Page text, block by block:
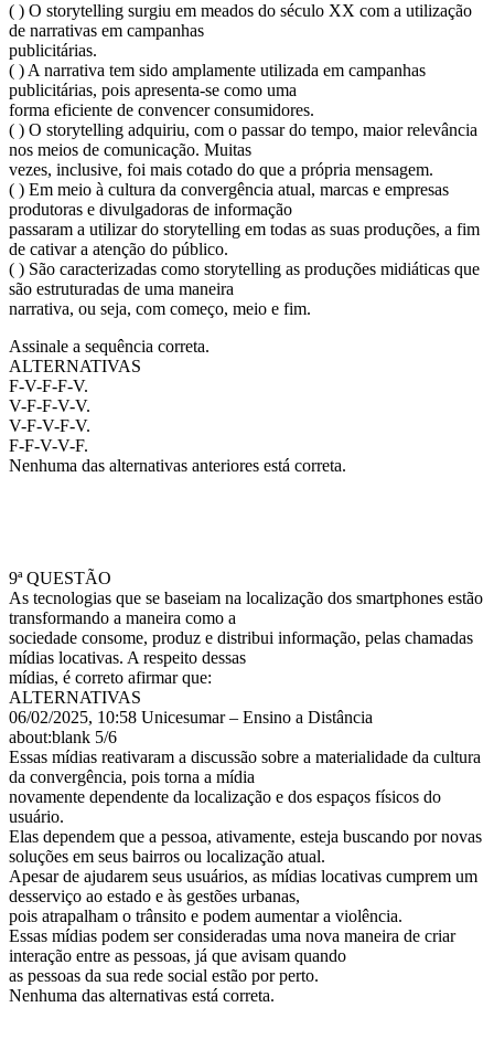
( ) O storytelling surgiu em meados do século XX com a utilização
de narrativas em campanhas
publicitárias.
( ) A narrativa tem sido amplamente utilizada em campanhas
publicitárias, pois apresenta-se como uma
forma eficiente de convencer consumidores.
( ) O storytelling adquiriu, com o passar do tempo, maior relevância
nos meios de comunicação. Muitas
vezes, inclusive, foi mais cotado do que a própria mensagem.
( ) Em meio à cultura da convergência atual, marcas e empresas
produtoras e divulgadoras de informação
passaram a utilizar do storytelling em todas as suas produções, a fim
de cativar a atenção do público.
( ) São caracterizadas como storytelling as produções midiáticas que
são estruturadas de uma maneira
narrativa, ou seja, com começo, meio e fim.
Assinale a sequência correta.
ALTERNATIVAS
F-V-F-F-V.
V-F-F-V-V.
V-F-V-F-V.
F-F-V-V-F.
Nenhuma das alternativas anteriores está correta.
9ª QUESTÃO
As tecnologias que se baseiam na localização dos smartphones estão
transformando a maneira como a
sociedade consome, produz e distribui informação, pelas chamadas
mídias locativas. A respeito dessas
mídias, é correto afirmar que:
ALTERNATIVAS
06/02/2025, 10:58 Unicesumar – Ensino a Distância
about:blank 5/6
Essas mídias reativaram a discussão sobre a materialidade da cultura
da convergência, pois torna a mídia
novamente dependente da localização e dos espaços físicos do
usuário.
Elas dependem que a pessoa, ativamente, esteja buscando por novas
soluções em seus bairros ou localização atual.
Apesar de ajudarem seus usuários, as mídias locativas cumprem um
desserviço ao estado e às gestões urbanas,
pois atrapalham o trânsito e podem aumentar a violência.
Essas mídias podem ser consideradas uma nova maneira de criar
interação entre as pessoas, já que avisam quando
as pessoas da sua rede social estão por perto.
Nenhuma das alternativas está correta.